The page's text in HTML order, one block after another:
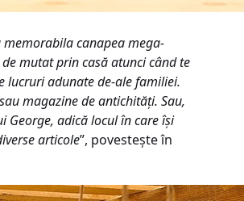
memorabila canapea mega-
mutat prin casă atunci când te
lucruri adunate de-ale familiei.
magazine de antichităţi. Sau,
George, adică locul în care îşi
articole”, povesteşte în